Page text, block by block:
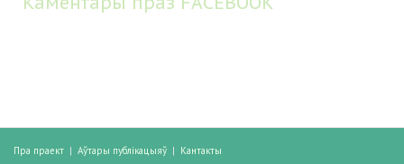
Пра праект | Аўтары публікацыяў | Кантакты